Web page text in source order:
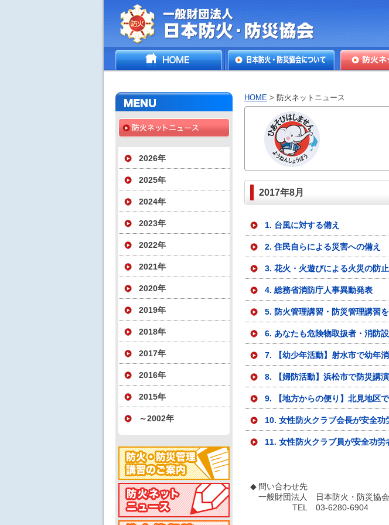
一般財団法人日本防火・防
HOME
2026年
2025年
2024年
2023年
2022年
2021年
2020年
2019年
2018年
2017年
2016年
2015年
～2002年
HOME > 防火ネットニュース
2017年8月
1. 台風に対する備え
2. 住民自らによる災害への備え
3. 花火・火遊びによる火災の防止
4. 総務省消防庁人事異動発表
5. 防火管理講習・防災管理講習
6. あなたも危険物取扱者・消防
7. 【幼少年活動】射水市で幼年
8. 【婦防活動】浜松市で防災講
9. 【地方からの便り】北見地区
10. 女性防火クラブ会長が安全
11. 女性防火クラブ員が安全功
◆ 問い合わせ先
一般財団法人
日本防火・防災協
TEL
03-6280-6904